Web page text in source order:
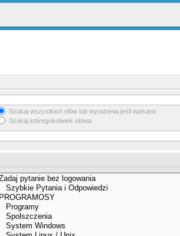
Szukaj wszystkich słów lub wyrażenia jeśli wpisano
Szukaj któregokolwiek słowa